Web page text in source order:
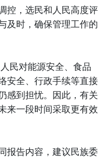
控，选民和人民高度评
及时，确保管理工作的
民对能源安全、食品
安全、行政手续等直接
感到担忧。因此，有关
来一段时间采取更有效
报告内容，建议民族委